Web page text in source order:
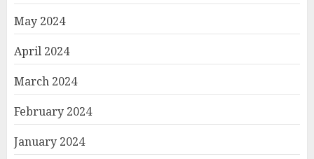
May 2024
April 2024
March 2024
February 2024
January 2024